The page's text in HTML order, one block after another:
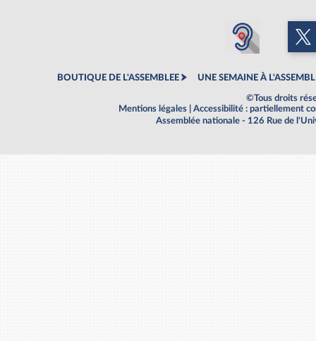
BOUTIQUE DE L'ASSEMBLEE UNE SEMAINE À
©Tous droits
Mentions légales
Accessibilité : partiellement
Assemblée nationale - 126 Rue de